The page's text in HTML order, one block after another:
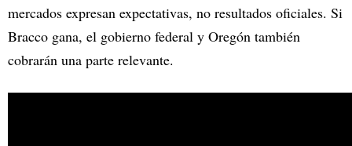
mercados expresan expectativas, no resultados oficiales. Si
Bracco gana, el gobierno federal y Oregón también
cobrarán una parte relevante.